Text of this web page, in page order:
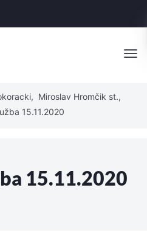
, Miroslav Hromčik st.,
15.11.2020
15.11.2020